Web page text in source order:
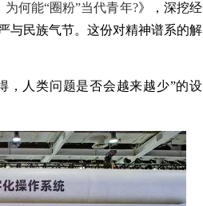
为何能“圈粉”当代青年?》，深挖经
与民族气节。这份对精神谱系的解
，人类问题是否会越来越少”的设